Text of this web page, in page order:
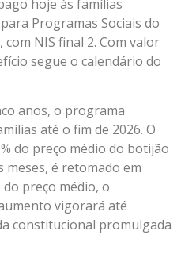
hoje às famílias
Programas Sociais do
com NIS final 2. Com valor
segue o calendário do
anos, o programa
até o fim de 2026. O
do preço médio do botijão
meses, é retomado em
preço médio, o
vigorará até
constitucional promulgada